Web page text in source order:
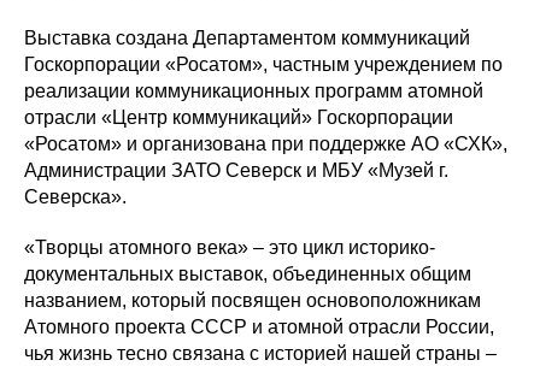
Выставка создана Департаментом коммуникаций
Госкорпорации «Росатом», частным учреждением по
реализации коммуникационных программ атомной
отрасли «Центр коммуникаций» Госкорпорации
«Росатом» и организована при поддержке АО «СХК»,
Администрации ЗАТО Северск и МБУ «Музей г.
Северска».
«Творцы атомного века» – это цикл историко-
документальных выставок, объединенных общим
названием, который посвящен основоположникам
Атомного проекта СССР и атомной отрасли России,
чья жизнь тесно связана с историей нашей страны –